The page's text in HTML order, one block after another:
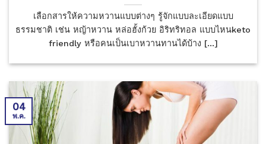
เลือกสารให้ความหวานแบบต่างๆ รู้จักแบบละเอียดแบบ
ธรรมชาติ เช่น หญ้าหวาน หล่อฮั้งก้วย อิริทริทอล แบบไหนketo
friendly หรือคนเป็นเบาหวานทานได้บ้าง [...]
04
พ.ค.